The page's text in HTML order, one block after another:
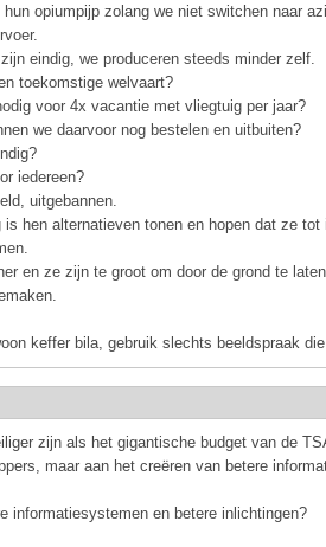
opiumpijp zolang we niet switchen naar
eindig, we produceren steeds minder zelf.
toekomstige welvaart?
voor 4x vacantie met vliegtuig per jaar?
we daarvoor nog bestelen en uitbuiten?
iedereen?
uitgebannen.
hen alternatieven tonen en hopen dat ze
en ze zijn te groot om door de grond te
keffer bila, gebruik slechts beeldspraak
zijn als het gigantische budget van de
maar aan het creëren van betere
informatiesystemen en betere inlichtingen?